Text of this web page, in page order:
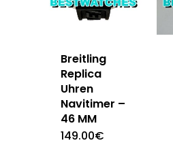
Breitling
Replica
Uhren
Navitimer –
46 MM
149.00€